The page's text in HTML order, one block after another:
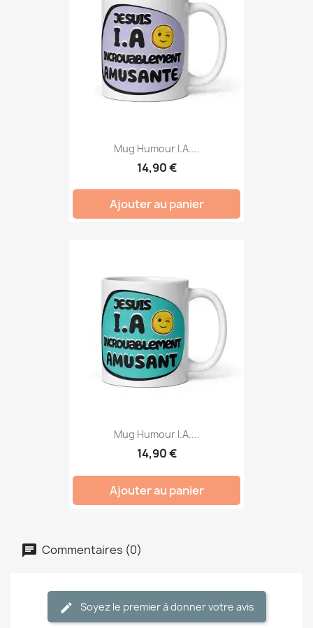
Mug Humour I.A....
14,90 €
Ajouter au panier
Mug Humour I.A....
14,90 €
Ajouter au panier
Commentaires (0)
Soyez le premier à donner votre avis